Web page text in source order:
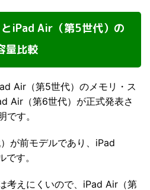
iPad Air（第5世代）の
量比較
Air（第5世代）のメモリ・ス
Air（第6世代）が正式発表さ
す。
が前モデルであり、iPad
す。
考えにくいので、iPad Air（第